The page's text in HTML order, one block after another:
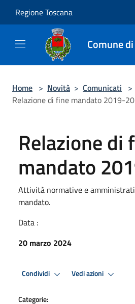
Regione Toscana
Comune
Home > Novità > Comunicati >
Relazione di fine mandato 2019-
Relazione di
mandato
Attività normative e
mandato.
Data :
20 marzo 2024
Condividi Vedi azioni
Categorie: